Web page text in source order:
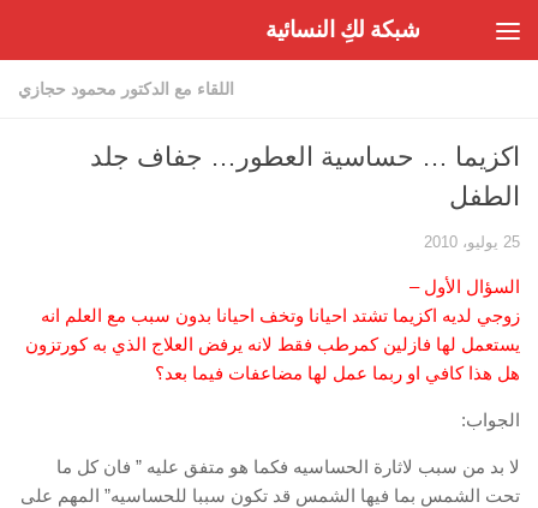
شبكة لكِ النسائية
اللقاء مع الدكتور محمود حجازي
اكزيما … حساسية العطور… جفاف جلد
الطفل
25 يوليو، 2010
السؤال الأول –
زوجي لديه اكزيما تشتد احيانا وتخف احيانا بدون سبب مع العلم انه
يستعمل لها فازلين كمرطب فقط لانه يرفض العلاج الذي به كورتزون
هل هذا كافي او ربما عمل لها مضاعفات فيما بعد؟
الجواب:
لا بد من سبب لاثارة الحساسيه فكما هو متفق عليه ” فان كل ما
تحت الشمس بما فيها الشمس قد تكون سببا للحساسيه” المهم على